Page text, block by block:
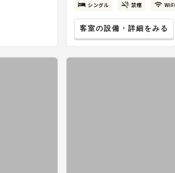
シングル 禁煙
客室の設備・詳細をみる